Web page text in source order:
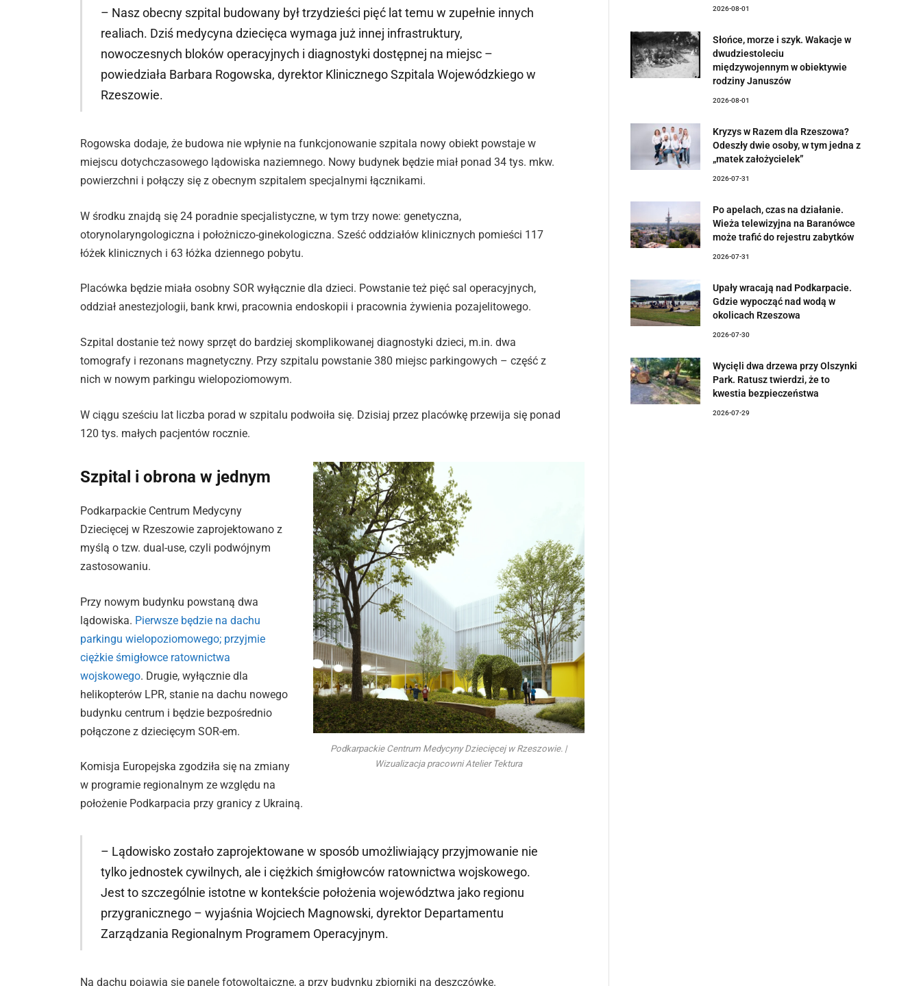
– Nasz obecny szpital budowany był trzydzieści pięć lat temu w zupełnie innych
realiach. Dziś medycyna dziecięca wymaga już innej infrastruktury,
nowoczesnych bloków operacyjnych i diagnostyki dostępnej na miejsc –
powiedziała Barbara Rogowska, dyrektor Klinicznego Szpitala Wojewódzkiego w
Rzeszowie.
Rogowska dodaje, że budowa nie wpłynie na funkcjonowanie szpitala nowy obiekt powstaje w
miejscu dotychczasowego lądowiska naziemnego. Nowy budynek będzie miał ponad 34 tys. mkw.
powierzchni i połączy się z obecnym szpitalem specjalnymi łącznikami.
W środku znajdą się 24 poradnie specjalistyczne, w tym trzy nowe: genetyczna,
otorynolaryngologiczna i położniczo-ginekologiczna. Sześć oddziałów klinicznych pomieści 117
łóżek klinicznych i 63 łóżka dziennego pobytu.
Placówka będzie miała osobny SOR wyłącznie dla dzieci. Powstanie też pięć sal operacyjnych,
oddział anestezjologii, bank krwi, pracownia endoskopii i pracownia żywienia pozajelitowego.
Szpital dostanie też nowy sprzęt do bardziej skomplikowanej diagnostyki dzieci, m.in. dwa
tomografy i rezonans magnetyczny. Przy szpitalu powstanie 380 miejsc parkingowych – część z
nich w nowym parkingu wielopoziomowym.
W ciągu sześciu lat liczba porad w szpitalu podwoiła się. Dzisiaj przez placówkę przewija się ponad
120 tys. małych pacjentów rocznie.
Podkarpackie Centrum Medycyny Dziecięcej w Rzeszowie. |
Wizualizacja pracowni Atelier Tektura
Szpital i obrona w jednym
Podkarpackie Centrum Medycyny
Dziecięcej w Rzeszowie zaprojektowano z
myślą o tzw. dual-use, czyli podwójnym
zastosowaniu.
Przy nowym budynku powstaną dwa
lądowiska. Pierwsze będzie na dachu
parkingu wielopoziomowego; przyjmie
ciężkie śmigłowce ratownictwa
wojskowego. Drugie, wyłącznie dla
helikopterów LPR, stanie na dachu nowego
budynku centrum i będzie bezpośrednio
połączone z dziecięcym SOR-em.
Komisja Europejska zgodziła się na zmiany
w programie regionalnym ze względu na
położenie Podkarpacia przy granicy z Ukrainą.
– Lądowisko zostało zaprojektowane w sposób umożliwiający przyjmowanie nie
tylko jednostek cywilnych, ale i ciężkich śmigłowców ratownictwa wojskowego.
Jest to szczególnie istotne w kontekście położenia województwa jako regionu
przygranicznego – wyjaśnia Wojciech Magnowski, dyrektor Departamentu
Zarządzania Regionalnym Programem Operacyjnym.
Na dachu pojawią się panele fotowoltaiczne, a przy budynku zbiorniki na deszczówkę.
2026-08-01
Słońce, morze i szyk. Wakacje w
dwudziestoleciu
międzywojennym w obiektywie
rodziny Januszów
2026-08-01
Kryzys w Razem dla Rzeszowa?
Odeszły dwie osoby, w tym jedna z
„matek założycielek”
2026-07-31
Po apelach, czas na działanie.
Wieża telewizyjna na Baranówce
może trafić do rejestru zabytków
2026-07-31
Upały wracają nad Podkarpacie.
Gdzie wypocząć nad wodą w
okolicach Rzeszowa
2026-07-30
Wycięli dwa drzewa przy Olszynki
Park. Ratusz twierdzi, że to
kwestia bezpieczeństwa
2026-07-29